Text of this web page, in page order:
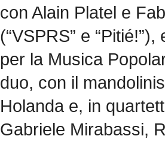
con Alain Platel e
(“VSPRS” e
per la Musica
duo, con il
Holanda e, in
Gabriele Mirabassi,